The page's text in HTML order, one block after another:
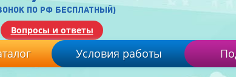
по рф бесплатный)
Вопросы и ответы
Условия работы